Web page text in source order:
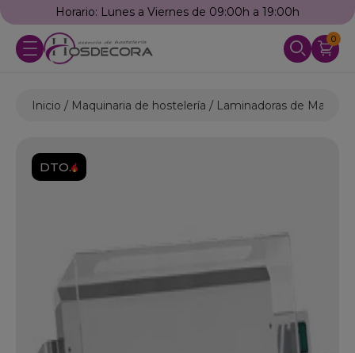
Horario: Lunes a Viernes de 09:00h a 19:00h
0
Inicio Maquinaria de hostelería Laminadoras de Masa
DTO.